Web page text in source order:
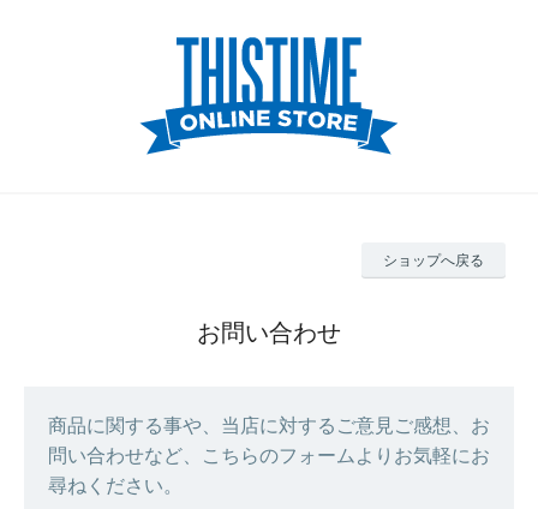
ショップへ戻る
お問い合わせ
商品に関する事や、当店に対するご意見ご感想、お
問い合わせなど、こちらのフォームよりお気軽にお
尋ねください。